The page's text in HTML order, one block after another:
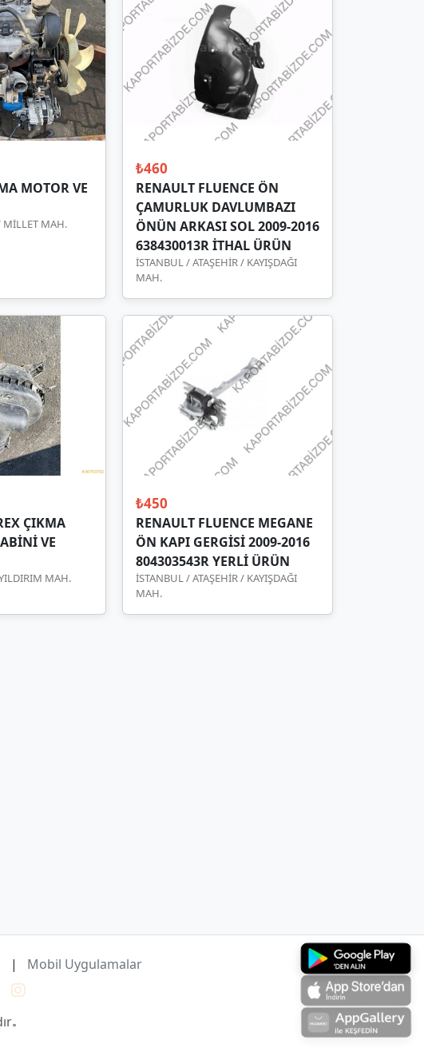
MOTOR VE
MİLLET MAH.
₺460
RENAULT FLUENCE ÖN
ÇAMURLUK DAVLUMBAZI
ÖNÜN ARKASI SOL 2009-2016
638430013R İTHAL ÜRÜN
İSTANBUL / ATAŞEHİR / KAYIŞDAĞI
MAH.
ÇIKMA
VE
MAH.
₺450
RENAULT FLUENCE MEGANE
ÖN KAPI GERGİSİ 2009-2016
804303543R YERLİ ÜRÜN
İSTANBUL / ATAŞEHİR / KAYIŞDAĞI
MAH.
| Mobil Uygulamalar